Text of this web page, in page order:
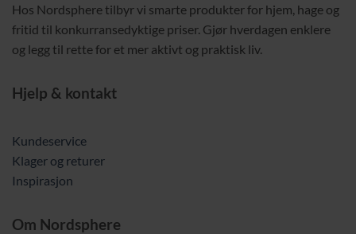
Hos Nordsphere tilbyr vi smarte produkter for hjem, hage og
fritid til konkurransedyktige priser. Gjør hverdagen enklere
og legg til rette for et mer aktivt og praktisk liv.
Hjelp & kontakt
Kundeservice
Klager og returer
Inspirasjon
Om Nordsphere